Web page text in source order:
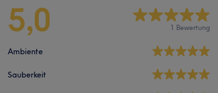
5,0 1 Bewertung
Ambiente
Sauberkeit